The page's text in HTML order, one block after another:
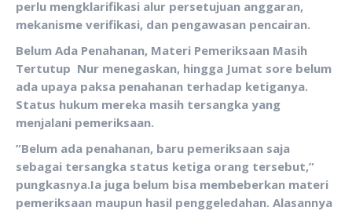
perlu mengklarifikasi alur persetujuan anggaran,
mekanisme verifikasi, dan pengawasan pencairan.
‎Belum Ada Penahanan, Materi Pemeriksaan Masih
Tertutup Nur menegaskan, hingga Jumat sore belum
ada upaya paksa penahanan terhadap ketiganya.
Status hukum mereka masih tersangka yang
menjalani pemeriksaan.
‎”Belum ada penahanan, baru pemeriksaan saja
sebagai tersangka status ketiga orang tersebut,”
pungkasnya.‎Ia juga belum bisa membeberkan materi
pemeriksaan maupun hasil penggeledahan. Alasannya